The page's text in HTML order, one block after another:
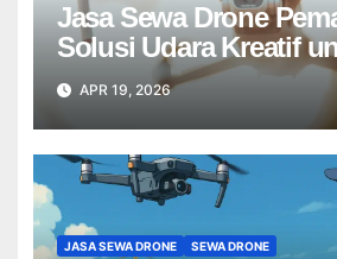
Jasa Sewa Drone
Solusi Udara Kreatif
Anda Tanpa Batas】
APR 19, 2026
JASA SEWA DRONE SEWA DRONE